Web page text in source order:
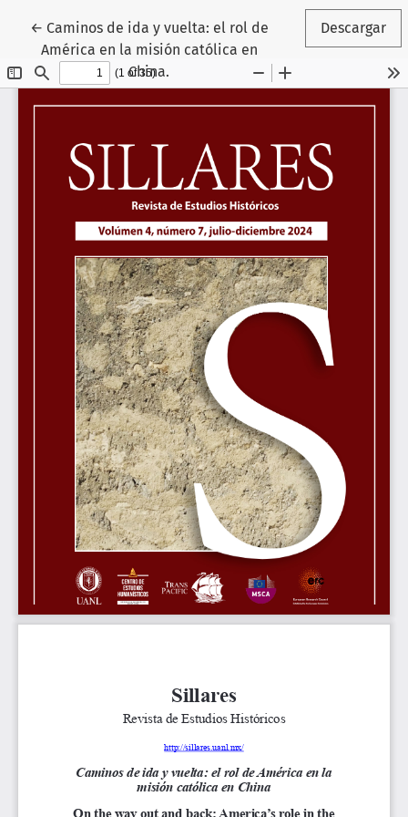
← Volver a los detalles del artículo
Caminos de ida y vuelta: el rol de
América en la misión católica en
China.
Descargar